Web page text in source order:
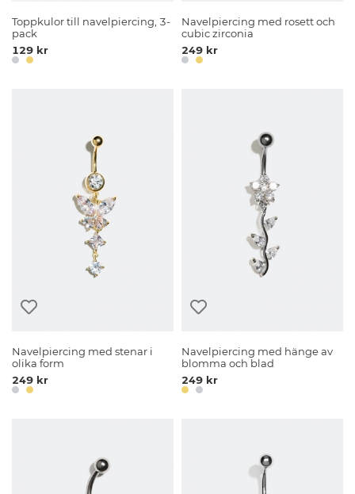
Toppkulor till navelpiercing, 3-
pack
129 kr
Navelpiercing med rosett och
cubic zirconia
249 kr
Navelpiercing med stenar i
olika form
249 kr
Navelpiercing med hänge av
blomma och blad
249 kr